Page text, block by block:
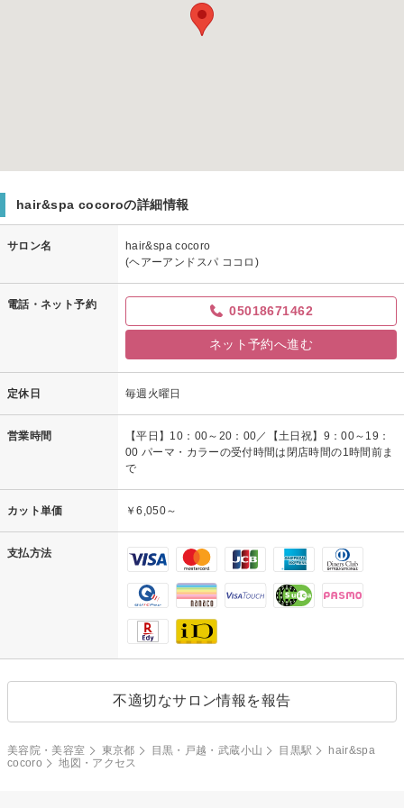
hair&spa cocoroの詳細情報
サロン名
hair&spa cocoro
(ヘアーアンドスパ ココロ)
電話・ネット予約 05018671462
ネット予約へ進む
定休日 毎週火曜日
営業時間
【平日】10：00～20：00／【土日祝】9：00～19：
00 パーマ・カラーの受付時間は閉店時間の1時間前ま
で
カット単価 ￥6,050～
支払方法
不適切なサロン情報を報告
美容院・美容室 東京都 目黒・戸越・武蔵小山 目黒駅
hair&spa
cocoro
地図・アクセス